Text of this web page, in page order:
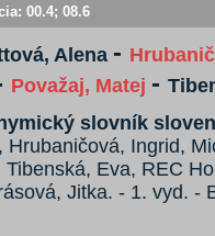
00.4; 08.6
Alena -
Považaj, Matej -
slovník
Hrubaničová, Ingrid,
Tibenská, Eva, REC
Jitka. - 1. vyd. -